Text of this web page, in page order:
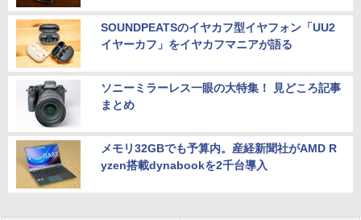
SOUNDPEATSのイヤカフ型イヤフォン「UU2
イヤーカフ」をイヤカフマニアが語る
ソニーミラーレス一眼の大特集！ 見どころ記事
まとめ
メモリ32GBでも予算内。産経新聞社がAMD R
yzen搭載dynabookを2千台導入